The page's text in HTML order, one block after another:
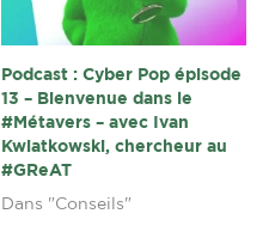
Podcast : Cyber Pop épisode
13 – Bienvenue dans le
#Métavers – avec Ivan
Kwiatkowski, chercheur au
#GReAT
Dans "Conseils"